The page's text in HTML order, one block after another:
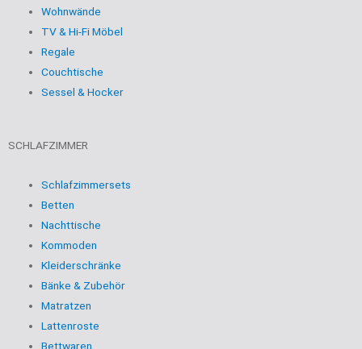
Wohnwände
TV & Hi-Fi Möbel
Regale
Couchtische
Sessel & Hocker
SCHLAFZIMMER
Schlafzimmersets
Betten
Nachttische
Kommoden
Kleiderschränke
Bänke & Zubehör
Matratzen
Lattenroste
Bettwaren